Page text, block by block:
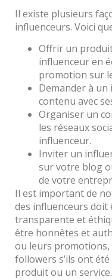
Il existe plusieurs
influenceurs. Voici
Offrir un
influenceur en
promotion sur
Demander à
contenu avec
Organiser un
les réseaux
influenceur.
Inviter un
sur votre blog
de votre
Il est important de
des influenceurs doit
transparente et
être honnêtes et
ou leurs
followers s’ils ont
produit ou un service.